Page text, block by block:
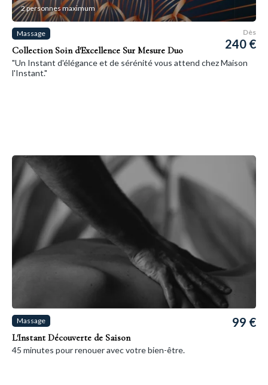
2 personnes maximum
Massage
Collection Soin d'Excellence Sur Mesure Duo
Dès
240 €
"Un Instant d'élégance et de sérénité vous attend chez Maison
l'Instant."
Massage
L'Instant Découverte de Saison
99 €
45 minutes pour renouer avec votre bien-être.